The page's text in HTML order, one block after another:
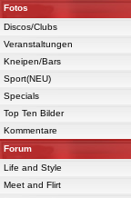
Fotos
Discos/Clubs
Veranstaltungen
Kneipen/Bars
Sport(NEU)
Specials
Top Ten Bilder
Kommentare
Forum
Life and Style
Meet and Flirt